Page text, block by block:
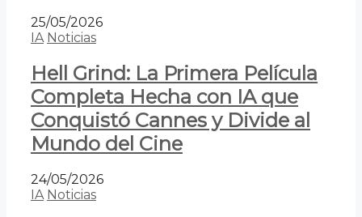
25/05/2026
IA Noticias
Hell Grind: La Primera Película
Completa Hecha con IA que
Conquistó Cannes y Divide al
Mundo del Cine
24/05/2026
IA Noticias